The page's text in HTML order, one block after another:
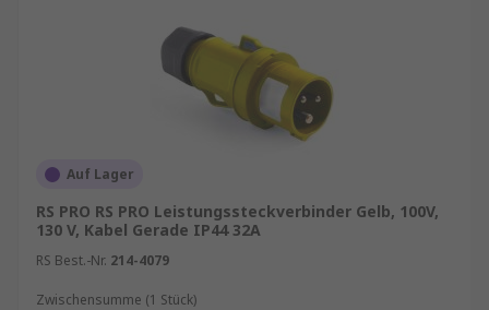
Auf Lager
RS PRO RS PRO Leistungssteckverbinder Gelb, 100V,
130 V, Kabel Gerade IP44 32A
RS Best.-Nr. 214-4079
Zwischensumme (1 Stück)